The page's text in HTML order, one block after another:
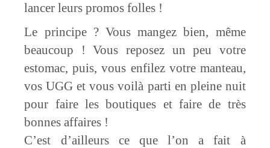
lancer leurs promos folles !
Le principe ? Vous mangez bien, même
beaucoup ! Vous reposez un peu votre
estomac, puis, vous enfilez votre manteau,
vos UGG et vous voilà parti en pleine nuit
pour faire les boutiques et faire de très
bonnes affaires !
C’est d’ailleurs ce que l’on a fait à